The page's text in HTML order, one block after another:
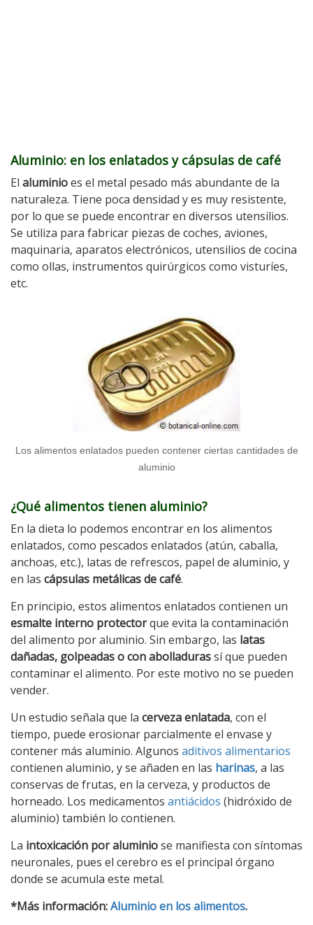
Aluminio: en los enlatados y cápsulas de café
El aluminioes el metal pesado más abundante de la
naturaleza. Tiene poca densidad y es muy resistente,
por lo que se puede encontrar en diversos utensilios.
Se utiliza para fabricar piezas de coches, aviones,
maquinaria, aparatos electrónicos, utensilios de cocina
como ollas, instrumentos quirúrgicos como visturíes,
etc.
Los alimentos enlatados pueden contener ciertas cantidades de
aluminio
¿Qué alimentos tienen aluminio?
En la dieta lo podemos encontrar en los alimentos
enlatados, como pescados enlatados (atún, caballa,
anchoas, etc.), latas de refrescos, papel de aluminio, y
en las cápsulas metálicas de café.
En principio, estos alimentos enlatados contienen un
esmalte interno protectorque evita la contaminación
del alimento por aluminio. Sin embargo, las latas
dañadas, golpeadas o con abolladurassí que pueden
contaminar el alimento. Por este motivo no se pueden
vender.
Un estudio señala que la cerveza enlatada, con el
tiempo, puede erosionar parcialmente el envase y
contener más aluminio. Algunos aditivos alimentarios
contienen aluminio, y se añaden en las harinas, a las
conservas de frutas, en la cerveza, y productos de
horneado. Los medicamentos antiácidos (hidróxido de
aluminio) también lo contienen.
La intoxicación por aluminiose manifiesta con síntomas
neuronales, pues el cerebro es el principal órgano
donde se acumula este metal.
*Más información:Aluminio en los alimentos.